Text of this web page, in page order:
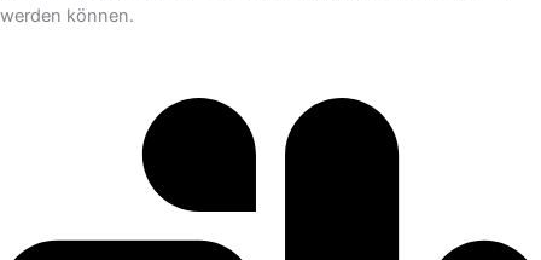
werden können.